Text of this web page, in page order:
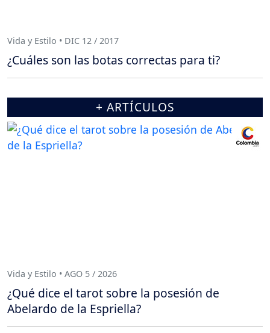
Vida y Estilo • DIC 12 / 2017
¿Cuáles son las botas correctas para ti?
+ ARTÍCULOS
Vida y Estilo • AGO 5 / 2026
¿Qué dice el tarot sobre la posesión de
Abelardo de la Espriella?